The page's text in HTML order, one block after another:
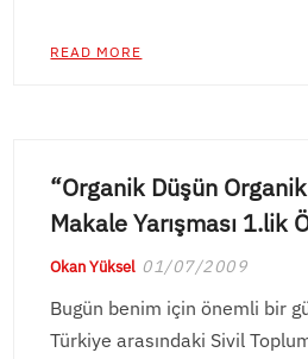
READ MORE
“Organik Düşün
Makale Yarışması 1.lik
Okan Yüksel 01/07/2009
Bugün benim için önemli bir
Türkiye arasındaki Sivil